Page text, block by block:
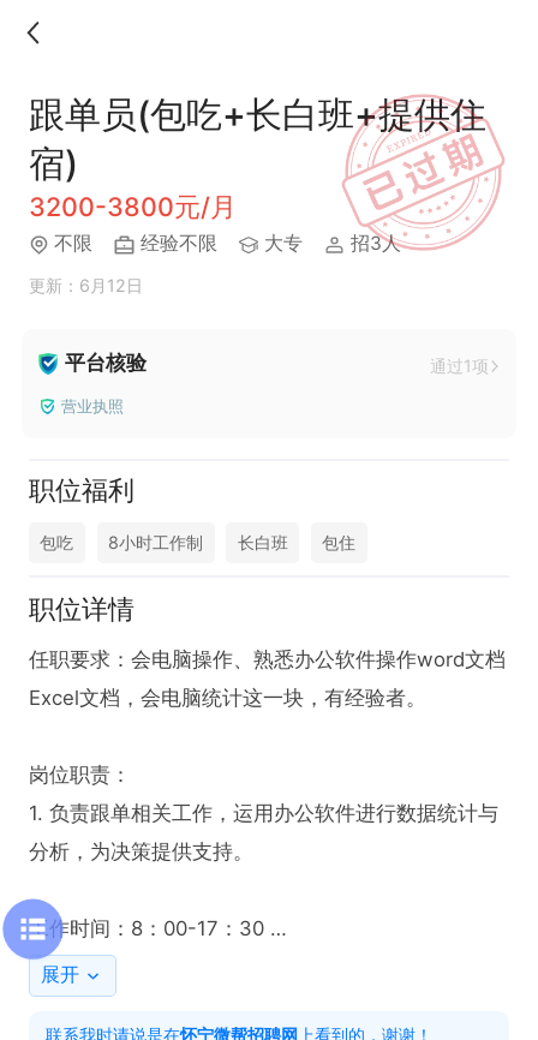
跟单员(包吃+长白班+提供住
宿)
3200-3800元/月
不限 经验不限 大专 招3人
更新：6月12日
平台核验 通过1项
营业执照
职位福利
包吃 8小时工作制 长白班 包住
职位详情
任职要求：会电脑操作、熟悉办公软件操作word文档
Excel文档，会电脑统计这一块，有经验者。
岗位职责：
1. 负责跟单相关工作，运用办公软件进行数据统计与
分析，为决策提供支持。
工作时间：8：00-17：30
展开
联系我时请说是在怀宁微帮招聘网 上看到的，谢谢！